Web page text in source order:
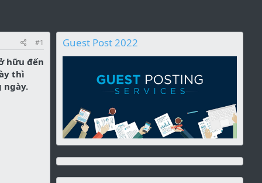
#1
hữu đến
thì
ngày.
Guest Post 2022